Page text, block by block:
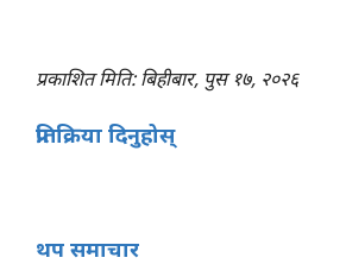
प्रकाशित मिति: बिहीबार, पुस १७, २०२६
प्रतिक्रिया दिनुहोस्
थप समाचार